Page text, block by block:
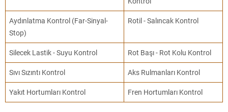
Aydınlatma Kontrol (Far-Sinyal-
Stop)
Rotil - Salıncak Kontrol
Silecek Lastik - Suyu Kontrol Rot Başı - Rot Kolu Kontrol
Sıvı Sızıntı Kontrol Aks Rulmanları Kontrol
Yakıt Hortumları Kontrol Fren Hortumları Kontrol